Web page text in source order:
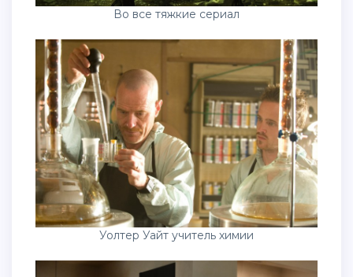
Во все тяжкие сериал
Уолтер Уайт учитель химии